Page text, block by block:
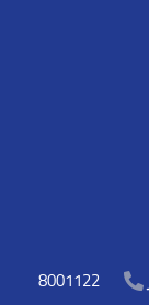
8001122